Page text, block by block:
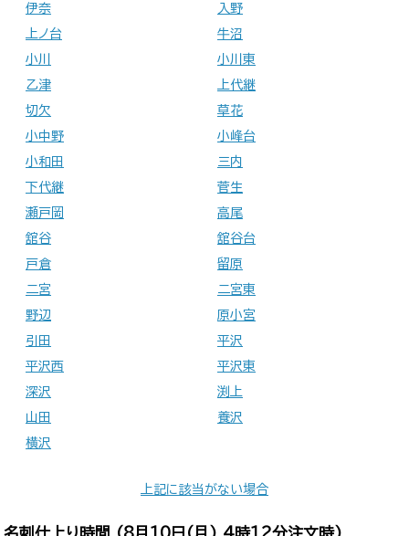
伊奈
入野
上ノ台
牛沼
小川
小川東
乙津
上代継
切欠
草花
小中野
小峰台
小和田
三内
下代継
菅生
瀬戸岡
高尾
舘谷
舘谷台
戸倉
留原
二宮
二宮東
野辺
原小宮
引田
平沢
平沢西
平沢東
深沢
渕上
山田
養沢
横沢
上記に該当がない場合
名刺仕上り時間 (8月10日(月) 4時12分注文時)